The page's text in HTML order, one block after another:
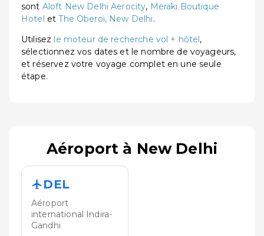
sont Aloft New Delhi Aerocity, Meraki Boutique
Hotel etThe Oberoi, New Delhi.
Utilisez le moteur de recherche vol + hôtel,
sélectionnez vos dates et le nombre de voyageurs,
et réservez votre voyage complet en une seule
étape.
Aéroport à New Delhi
DEL
Aéroport
international Indira-
Gandhi